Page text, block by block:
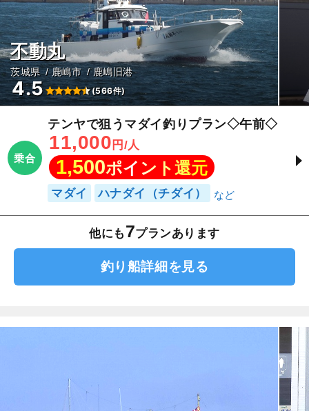
不動丸
茨城県 鹿嶋市 鹿嶋旧港
4.5 (566件)
乗合
テンヤで狙うマダイ釣りプラン◇午前◇
11,000 円/人
1,500ポイント還元
マダイ ハナダイ（チダイ）
他にも 7プランあります
釣り船詳細を見る